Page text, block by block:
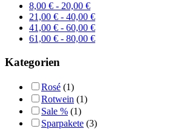
8,00 € - 20,00 €
21,00 € - 40,00 €
41,00 € - 60,00 €
61,00 € - 80,00 €
Kategorien
Rosé (1)
Rotwein (1)
Sale % (1)
Sparpakete (3)